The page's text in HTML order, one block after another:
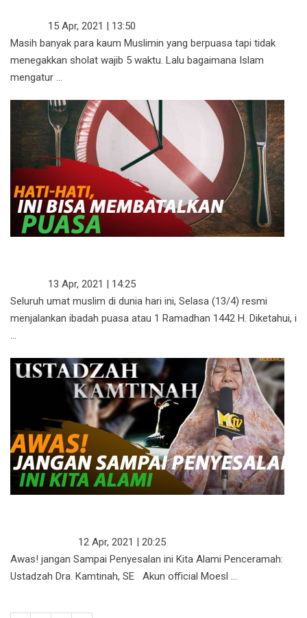
15 Apr, 2021 | 13:50
Masih banyak para kaum Muslimin yang berpuasa tapi tidak
menegakkan sholat wajib 5 waktu. Lalu bagaimana Islam
mengatur ...
13 Apr, 2021 | 14:25
Seluruh umat muslim di dunia hari ini, Selasa (13/4) resmi
menjalankan ibadah puasa atau 1 Ramadhan 1442 H. Diketahui, i
...
12 Apr, 2021 | 20:25
Awas! jangan Sampai Penyesalan ini Kita Alami Penceramah:
Ustadzah Dra. Kamtinah, SE Akun official Moesl ...